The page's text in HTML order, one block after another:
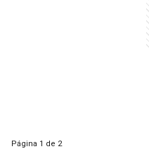
Página 1 de 2